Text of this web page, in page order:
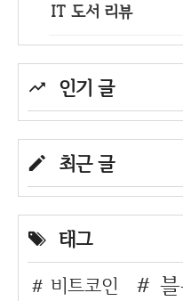
IT 도서 리뷰
인기 글
최근 글
태그
비트코인